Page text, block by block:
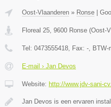
Oost-Vlaanderen » Ronse
Floreal 25 9600 Ronse (Oost-
Tel: 0473555418 , Fax: - , BTW-
E-mail › Jan Devos
Website: http://www.jdv-sani-
Jan Devos is een ervaren